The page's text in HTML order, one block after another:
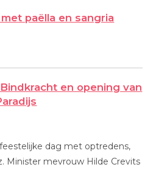
paëlla en sangria
en opening van
dag met optredens,
Minister mevrouw Hilde Crevits